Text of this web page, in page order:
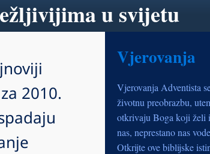
u svijetu
2010.
Vjerovanja
Vjerovanja Adventista
životnu preobrazbu,
otkrivaju Boga koji želi
nas, neprestano nas
Otkrijte ove biblijske